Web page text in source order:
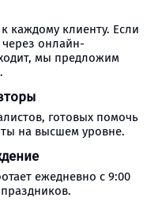
каждому клиенту. Если
через онлайн-
мы предложим
готовых помочь
на высшем уровне.
ежедневно с 9:00